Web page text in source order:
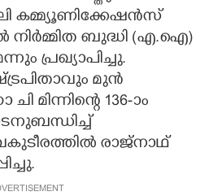
കമ്മ്യൂണിക്കേഷൻസ്
നിർമ്മിത ബുദ്ധി (എ.ഐ)​
പ്രഖ്യാപിച്ചു.
മുൻ
മിന്നിന്റെ 136-ാം
രാജ്നാഥ്